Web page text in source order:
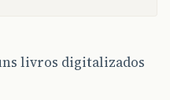
livros digitalizados